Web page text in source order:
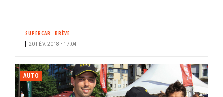
SUPERCAR BRÈVE
20 FÉV. 2018 • 17:04
AUTO